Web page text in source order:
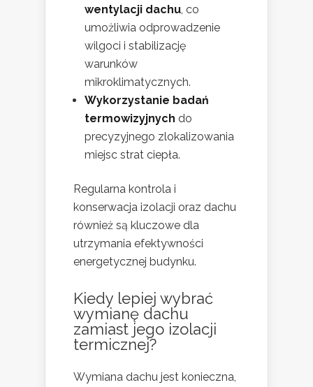
wentylacji dachu , co
umożliwia odprowadzenie
wilgoci i stabilizację
warunków
mikroklimatycznych.
Wykorzystanie badań
termowizyjnych do
precyzyjnego zlokalizowania
miejsc strat ciepła.
Regularna kontrola i
konserwacja izolacji oraz dachu
również są kluczowe dla
utrzymania efektywności
energetycznej budynku.
Kiedy lepiej wybrać
wymianę dachu
zamiast jego izolacji
termicznej?
Wymiana dachu jest konieczna,